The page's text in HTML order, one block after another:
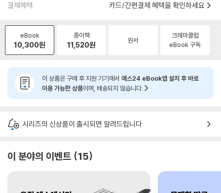
결제혜택 카드/간편결제 혜택을 확인하세요
eBook
10,300원
종이책
11,520원 원서
크레마클럽
eBook 구독
이 상품은 구매 후 지원 기기에서 예스24 eBook앱 설치 후 바로
이용 가능한 상품이며, 배송되지 않습니다.
시리즈의 신상품이 출시되면 알려드립니다.
이 분야의 이벤트 15